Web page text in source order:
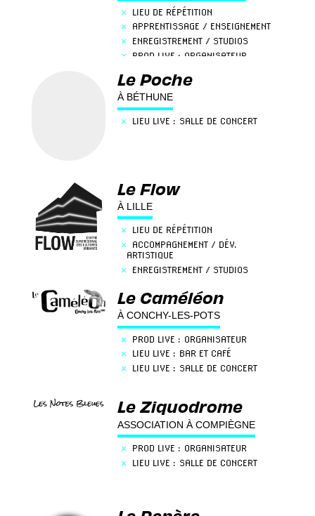
× LIEU DE RÉPÉTITION
× APPRENTISSAGE / ENSEIGNEMENT
× ENREGISTREMENT / STUDIOS
× PROD LIVE : ORGANISATEUR
×LIEU LIVE : SALLE DE CONCERT
× MÉDIATION / ACTION CULTURELLE
Le Poche
À BÉTHUNE
× LIEU LIVE : SALLE DE CONCERT
Le Flow
À LILLE
× LIEU DE RÉPÉTITION
× ACCOMPAGNEMENT / DÉV.
ARTISTIQUE
× ENREGISTREMENT / STUDIOS
×INFORMATION / OBSERVATION
Le Caméléon
À CONCHY-LES-POTS
× PROD LIVE : ORGANISATEUR
× LIEU LIVE : BAR ET CAFÉ
× LIEU LIVE : SALLE DE CONCERT
Le Ziquodrome
ASSOCIATION À COMPIÈGNE
× PROD LIVE : ORGANISATEUR
× LIEU LIVE : SALLE DE CONCERT